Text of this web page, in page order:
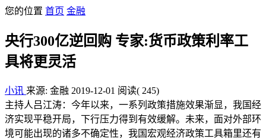
您的位置 首页 金融
央行300亿逆回购 专家:货币政策利率工
具将更灵活
小讯 来源: 金融 2019-12-01 阅读( 245)
主持人吕江涛：今年以来，一系列政策措施效果渐显，我国经
济实现平稳开局，下行压力得到有效缓解。未来，面对外部环
境可能出现的诸多不确定性，我国宏观经济政策工具箱里还有